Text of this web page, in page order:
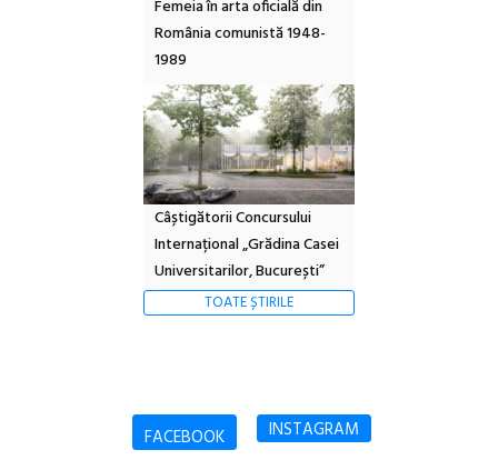
Femeia în arta oficială din
România comunistă 1948-
1989
Câștigătorii Concursului
Internațional „Grădina Casei
Universitarilor, București”
TOATE ȘTIRILE
FACEBOOK INSTAGRAM